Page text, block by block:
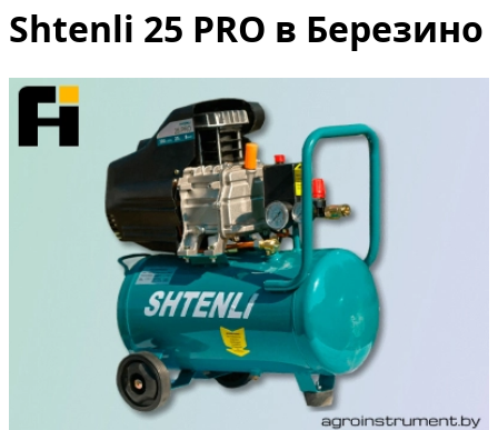
Shtenli 25 PRO в Березино